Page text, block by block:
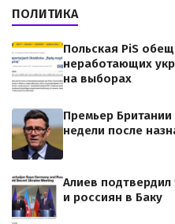
ПОЛИТИКА
Польская PiS
неработающих
на выборах
Премьер
недели после
Алиев
и россиян в Баку